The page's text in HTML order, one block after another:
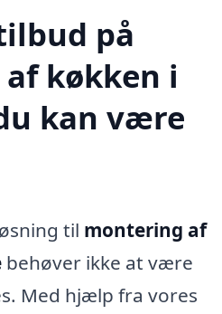
på
køkken i
kan være
til montering af
behøver ikke at være
Med hjælp fra vores